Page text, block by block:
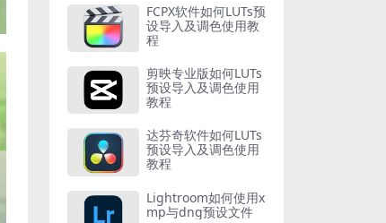
FCPX软件如何LUTs预
设导入及调色使用教
程
剪映专业版如何LUTs
预设导入及调色使用
教程
达芬奇软件如何LUTs
预设导入及调色使用
教程
Lightroom如何使用x
mp与dng预设文件